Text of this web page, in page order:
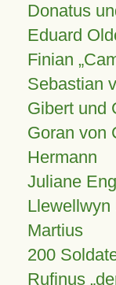
Donatus
Eduard
Finian
Sebastian
Gibert und
Goran von
Hermann
Juliane
Llewellwyn
Martius
200
Rufinus